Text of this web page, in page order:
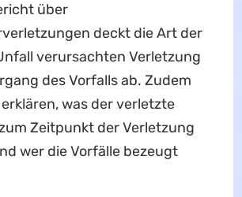
über
deckt die Art der
verursachten Verletzung
des Vorfalls ab. Zudem
was der verletzte
Zeitpunkt der Verletzung
wer die Vorfälle bezeugt